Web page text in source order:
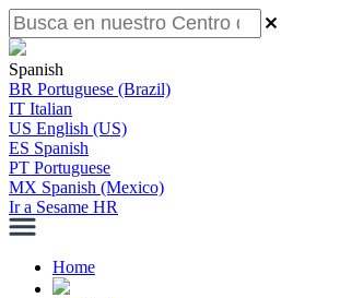
Spanish
BR Portuguese (Brazil)
IT Italian
US English (US)
ES Spanish
PT Portuguese
MX Spanish (Mexico)
Ir a Sesame HR
Home